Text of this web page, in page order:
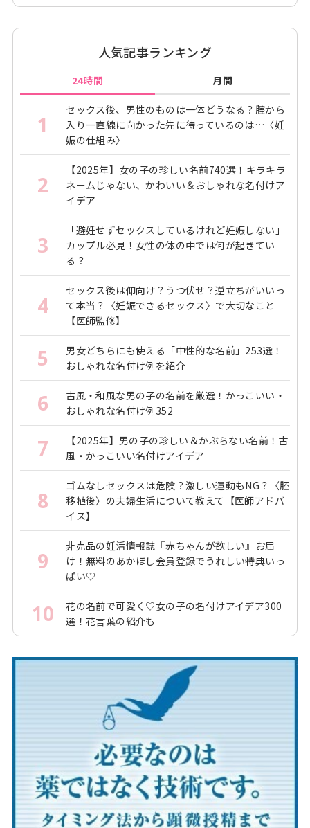
人気記事ランキング
24時間 月間
1
セックス後、男性のものは一体どうなる？腟から
入り一直線に向かった先に待っているのは…〈妊
娠の仕組み〉
2
【2025年】女の子の珍しい名前740選！キラキラ
ネームじゃない、かわいい＆おしゃれな名付けア
イデア
3
「避妊せずセックスしているけれど妊娠しない」
カップル必見！女性の体の中では何が起きてい
る？
4
セックス後は仰向け？うつ伏せ？逆立ちがいいっ
て本当？〈妊娠できるセックス〉で大切なこと
【医師監修】
5
男女どちらにも使える「中性的な名前」253選！
おしゃれな名付け例を紹介
6
古風・和風な男の子の名前を厳選！かっこいい・
おしゃれな名付け例352
7
【2025年】男の子の珍しい＆かぶらない名前！古
風・かっこいい名付けアイデア
8
ゴムなしセックスは危険？激しい運動もNG？〈胚
移植後〉の夫婦生活について教えて【医師アドバ
イス】
9
非売品の妊活情報誌『赤ちゃんが欲しい』お届
け！無料のあかほし会員登録でうれしい特典いっ
ぱい♡
10
花の名前で可愛く♡女の子の名付けアイデア300
選！花言葉の紹介も